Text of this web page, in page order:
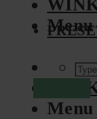
Menu
Menu
Mexico